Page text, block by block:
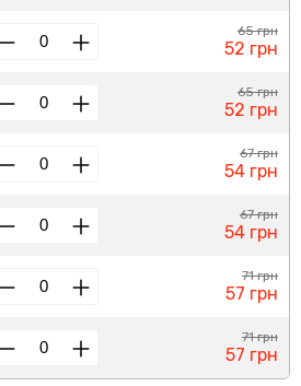
65 грн
52 грн
65 грн
52 грн
67 грн
54 грн
67 грн
54 грн
71 грн
57 грн
71 грн
57 грн